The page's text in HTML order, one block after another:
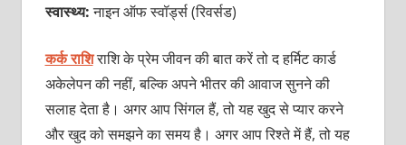
स्वास्थ्य:नाइन ऑफ स्वॉर्ड्स (रिवर्सड)
कर्क राशिराशि के प्रेम जीवन की बात करें तो द हर्मिट कार्ड
अकेलेपन की नहीं, बल्कि अपने भीतर की आवाज सुनने की
सलाह देता है। अगर आप सिंगल हैं, तो यह खुद से प्यार करने
और खुद को समझने का समय है। अगर आप रिश्ते में हैं, तो यह